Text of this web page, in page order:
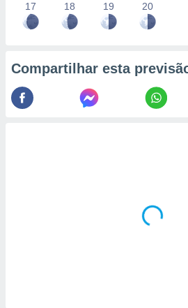
17 18 19 20
Compartilhar esta